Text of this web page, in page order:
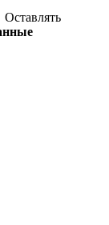
Оставлять